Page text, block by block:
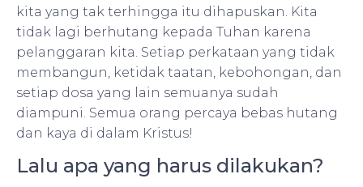
kita yang tak terhingga itu dihapuskan. Kita
tidak lagi berhutang kepada Tuhan karena
pelanggaran kita. Setiap perkataan yang tidak
membangun, ketidak taatan, kebohongan, dan
setiap dosa yang lain semuanya sudah
diampuni. Semua orang percaya bebas hutang
dan kaya di dalam Kristus!
Lalu apa yang harus dilakukan?